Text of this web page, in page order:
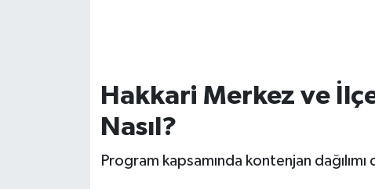
Hakkari Merkez ve
Nasıl?
Program kapsamında kontenjan dağılımı